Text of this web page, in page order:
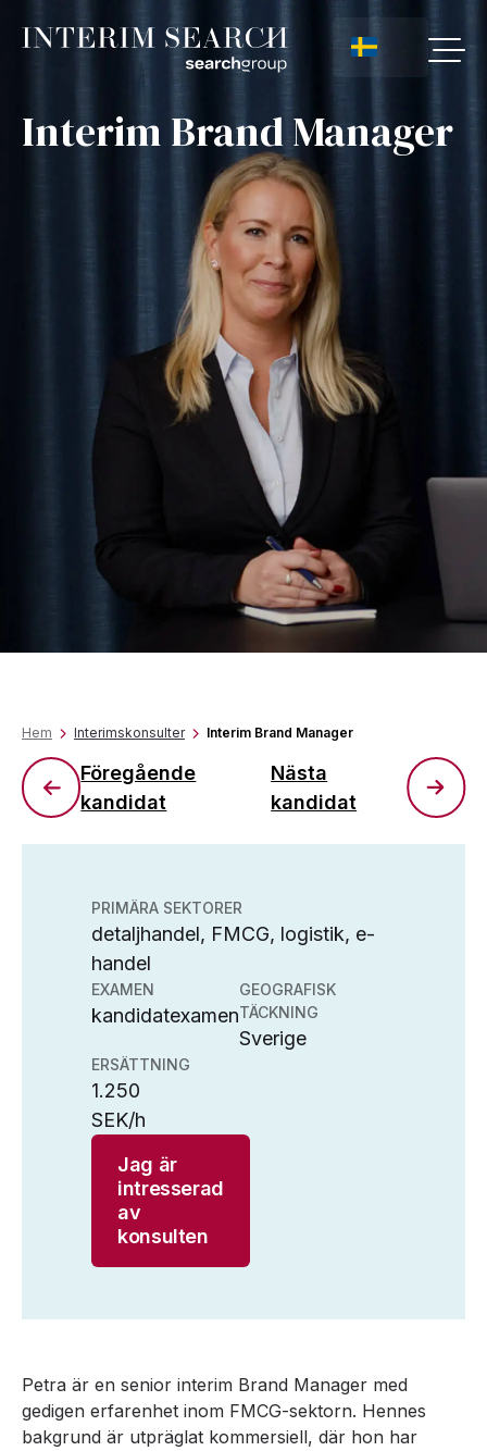
Interim Brand Manager
Hem Interimskonsulter Interim Brand Manager
Föregående
kandidat
Nästa
kandidat
PRIMÄRA SEKTORER
detaljhandel, FMCG, logistik, e-
handel
EXAMEN
kandidatexamen
GEOGRAFISK
TÄCKNING
Sverige
ERSÄTTNING
1.250
SEK/h
Jag är
intresserad
av
konsulten
Petra är en senior interim Brand Manager med
gedigen erfarenhet inom FMCG-sektorn. Hennes
bakgrund är utpräglat kommersiell, där hon har